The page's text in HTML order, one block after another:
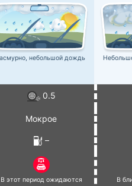
небольшой дождь
0.5
Мокрое
–
В этот период ожидаются
В